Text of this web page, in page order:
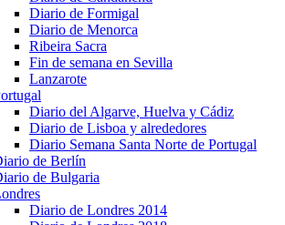
Diario de Formigal
Diario de Menorca
Ribeira Sacra
Fin de semana en Sevilla
Lanzarote
Diario del Algarve, Huelva y Cádiz
Diario de Lisboa y alrededores
Diario Semana Santa Norte de Portugal
de Berlín
de Bulgaria
Diario de Londres 2014